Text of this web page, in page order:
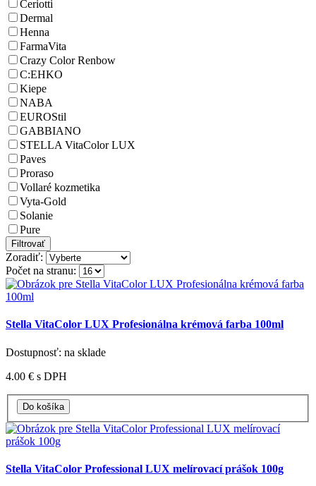
Ceriotti
Dermal
Henna
FarmaVita
Crazy Color Renbow
C:EHKO
Kiepe
NABA
EUROStil
GABBIANO
STELLA VitaColor LUX
Paves
Proraso
Vollaré kozmetika
Vyta-Gold
Solanie
Pure
Zoradiť:
Počet na stranu:
Stella VitaColor LUX Profesionálna krémová farba 100ml
Dostupnosť: na sklade
4.00 € s DPH
Stella VitaColor Professional LUX melírovací prášok 100g